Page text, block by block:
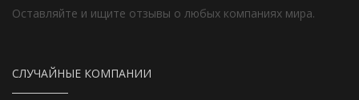
Оставляйте и ищите отзывы о любых компаниях мира.
СЛУЧАЙНЫЕ КОМПАНИИ